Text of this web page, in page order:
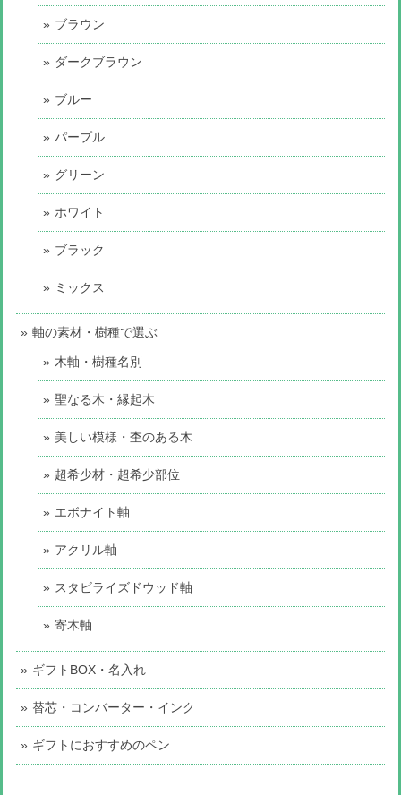
ブラウン
ダークブラウン
ブルー
パープル
グリーン
ホワイト
ブラック
ミックス
軸の素材・樹種で選ぶ
木軸・樹種名別
聖なる木・縁起木
美しい模様・杢のある木
超希少材・超希少部位
エボナイト軸
アクリル軸
スタビライズドウッド軸
寄木軸
ギフトBOX・名入れ
替芯・コンバーター・インク
ギフトにおすすめのペン